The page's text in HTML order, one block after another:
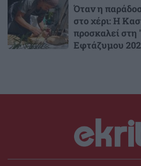
Όταν η
στο χέρι: Η
προσκαλεί στη
Εφτάζυμου